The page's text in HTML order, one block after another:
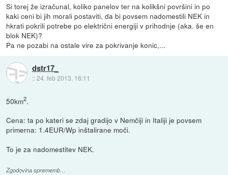
Si torej že izračunal, koliko panelov ter na kolikšni površini in po
kaki ceni bi jih morali postaviti, da bi povsem nadomestili NEK in
hkrati pokrili potrebe po električni energiji v prihodnje (aka. še en
blok NEK)?
Pa ne pozabi na ostale vire za pokrivanje konic,...
dstr17_
::24. feb 2013, 16:11
50km2.
Cena: ta po kateri se zdaj gradijo v Nemčiji in Italiji je povsem
primerna: 1.4EUR/Wp inštalirane moči.
To je za nadomestitev NEK.
Zgodovina sprememb…